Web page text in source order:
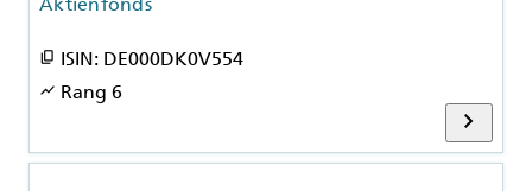
content_copy ISIN: DE000DK0V554
show_chart Rang 6
chevron_right